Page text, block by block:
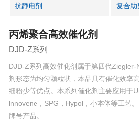
抗静电剂 复合助
丙烯聚合高效催化剂
DJD-Z系列
DJD-Z系列高效催化剂属于第四代Ziegler-
剂形态为均匀颗粒状，本品具有催化效率
细粉少等优点。本系列催化剂主要应用于
lnnovene，SPG，Hypol，小本体等工艺
牌号产品。